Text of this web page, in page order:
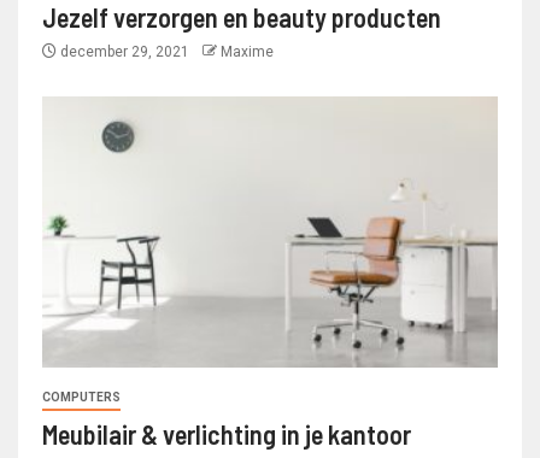
Jezelf verzorgen en beauty producten
december 29, 2021 Maxime
COMPUTERS
Meubilair & verlichting in je kantoor